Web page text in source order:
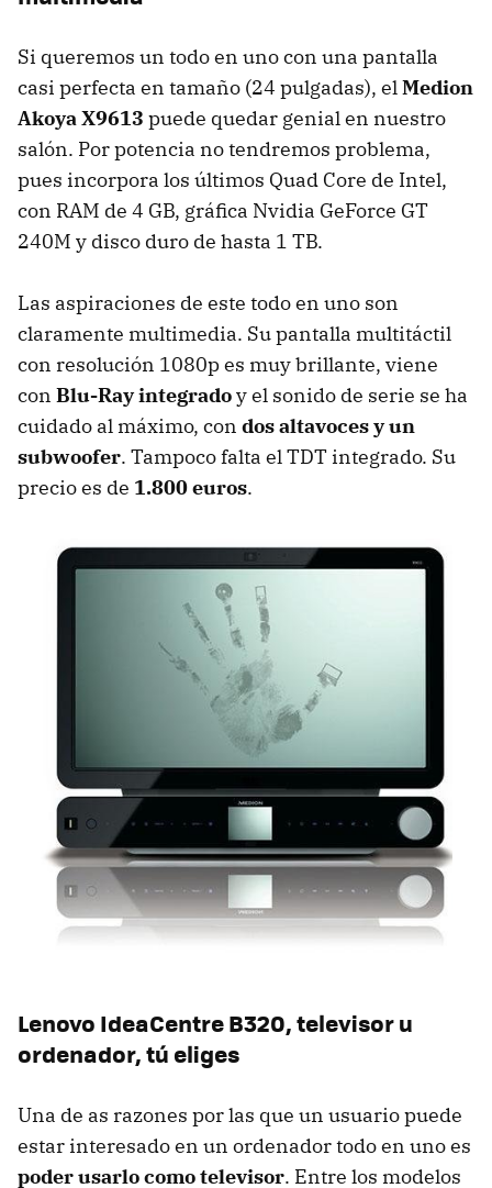
Si queremos un todo en uno con una pantalla
casi perfecta en tamaño (24 pulgadas), elMedion
Akoya X9613 puede quedar genial en nuestro
salón. Por potencia no tendremos problema,
pues incorpora los últimos Quad Core de Intel,
con RAM de 4 GB, gráfica Nvidia GeForce GT
240M y disco duro de hasta 1 TB.
Las aspiraciones de este todo en uno son
claramente multimedia. Su pantalla multitáctil
con resolución 1080p es muy brillante, viene
con Blu-Ray integradoy el sonido de serie se ha
cuidado al máximo, con dos altavoces y un
subwoofer. Tampoco falta elTDT integrado. Su
precio es de 1.800 euros.
Lenovo IdeaCentre B320, televisor u
ordenador, tú eliges
Una de as razones por las que un usuario puede
estar interesado en un ordenador todo en uno es
poder usarlo como televisor. Entre los modelos